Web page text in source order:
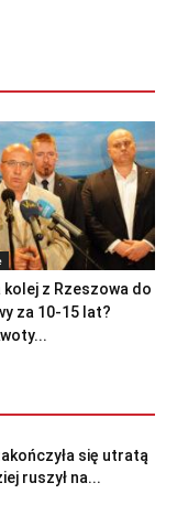
kolej z Rzeszowa do
za 10-15 lat?
się utratą
ruszył na...